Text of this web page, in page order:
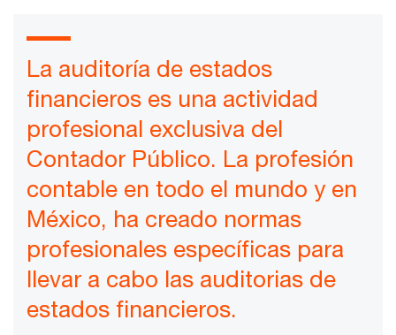
La auditoría de estados
financieros es una actividad
profesional exclusiva del
Contador Público. La profesión
contable en todo el mundo y en
México, ha creado normas
profesionales específicas para
llevar a cabo las auditorias de
estados financieros.